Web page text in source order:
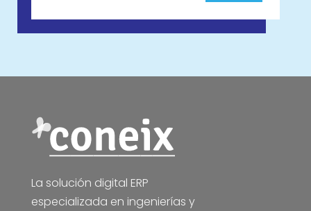
La solución digital ERP
especializada en ingenierías y